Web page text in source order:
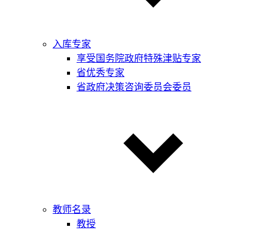
入库专家
享受国务院政府特殊津贴专家
省优秀专家
省政府决策咨询委员会委员
教师名录
教授